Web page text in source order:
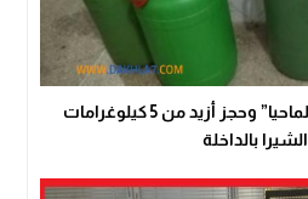
تفكيك معمل سري لـ”الماحيا” وحجز أزيد من 5 كيلوغرامات
بالداخلة